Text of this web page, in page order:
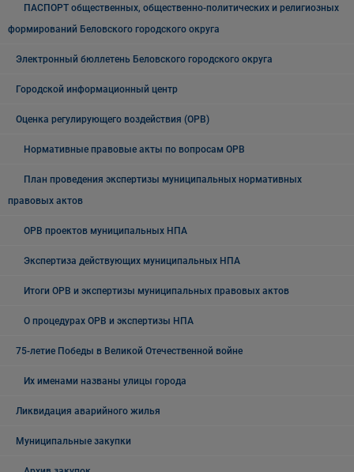
ПАСПОРТ общественных, общественно-политических и религиозных
формирований Беловского городского округа
Электронный бюллетень Беловского городского округа
Городской информационный центр
Оценка регулирующего воздействия (ОРВ)
Нормативные правовые акты по вопросам ОРВ
План проведения экспертизы муниципальных нормативных
правовых актов
ОРВ проектов муниципальных НПА
Экспертиза действующих муниципальных НПА
Итоги ОРВ и экспертизы муниципальных правовых актов
О процедурах ОРВ и экспертизы НПА
75-летие Победы в Великой Отечественной войне
Их именами названы улицы города
Ликвидация аварийного жилья
Муниципальные закупки